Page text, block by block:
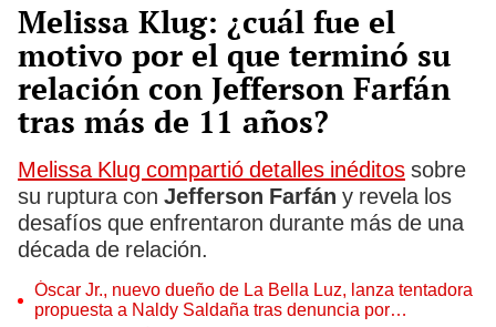
Melissa Klug: ¿cuál fue el
motivo por el que terminó su
relación con Jefferson Farfán
tras más de 11 años?
Melissa Klug compartió detalles inéditos sobre
su ruptura con Jefferson Farfán y revela los
desafíos que enfrentaron durante más de una
década de relación.
Óscar Jr., nuevo dueño de La Bella Luz, lanza tentadora
propuesta a Naldy Saldaña tras denuncia por